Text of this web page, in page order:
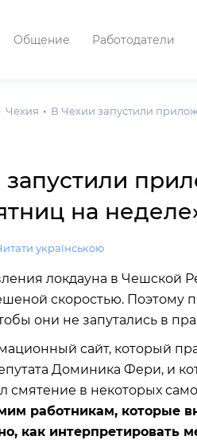
Общение Работодатели
Чехия В Чехии запустили
на
українською
локдауна в Чешской
скоростью. Поэтому
они не запутались в
сайт, который
Доминика Фери, и
смятение в некоторых
работникам, которые
как интерпретировать